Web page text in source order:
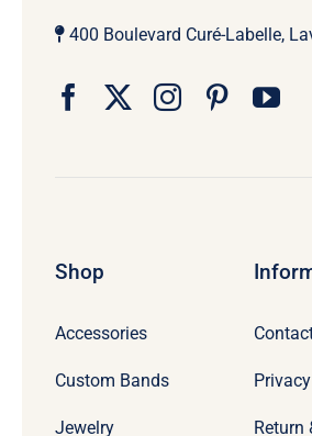
Shop
Accessories
Custom Bands
Jewelry
Return
400 Boulevard Curé-Labelle,